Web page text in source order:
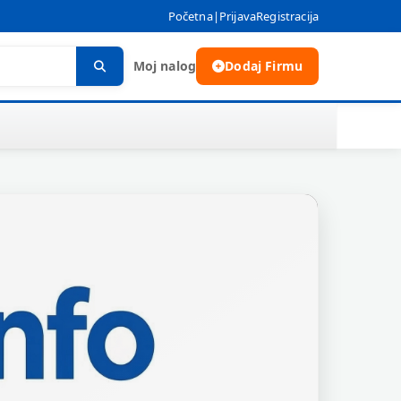
Početna| PrijavaRegistracija
Moj nalog Dodaj Firmu